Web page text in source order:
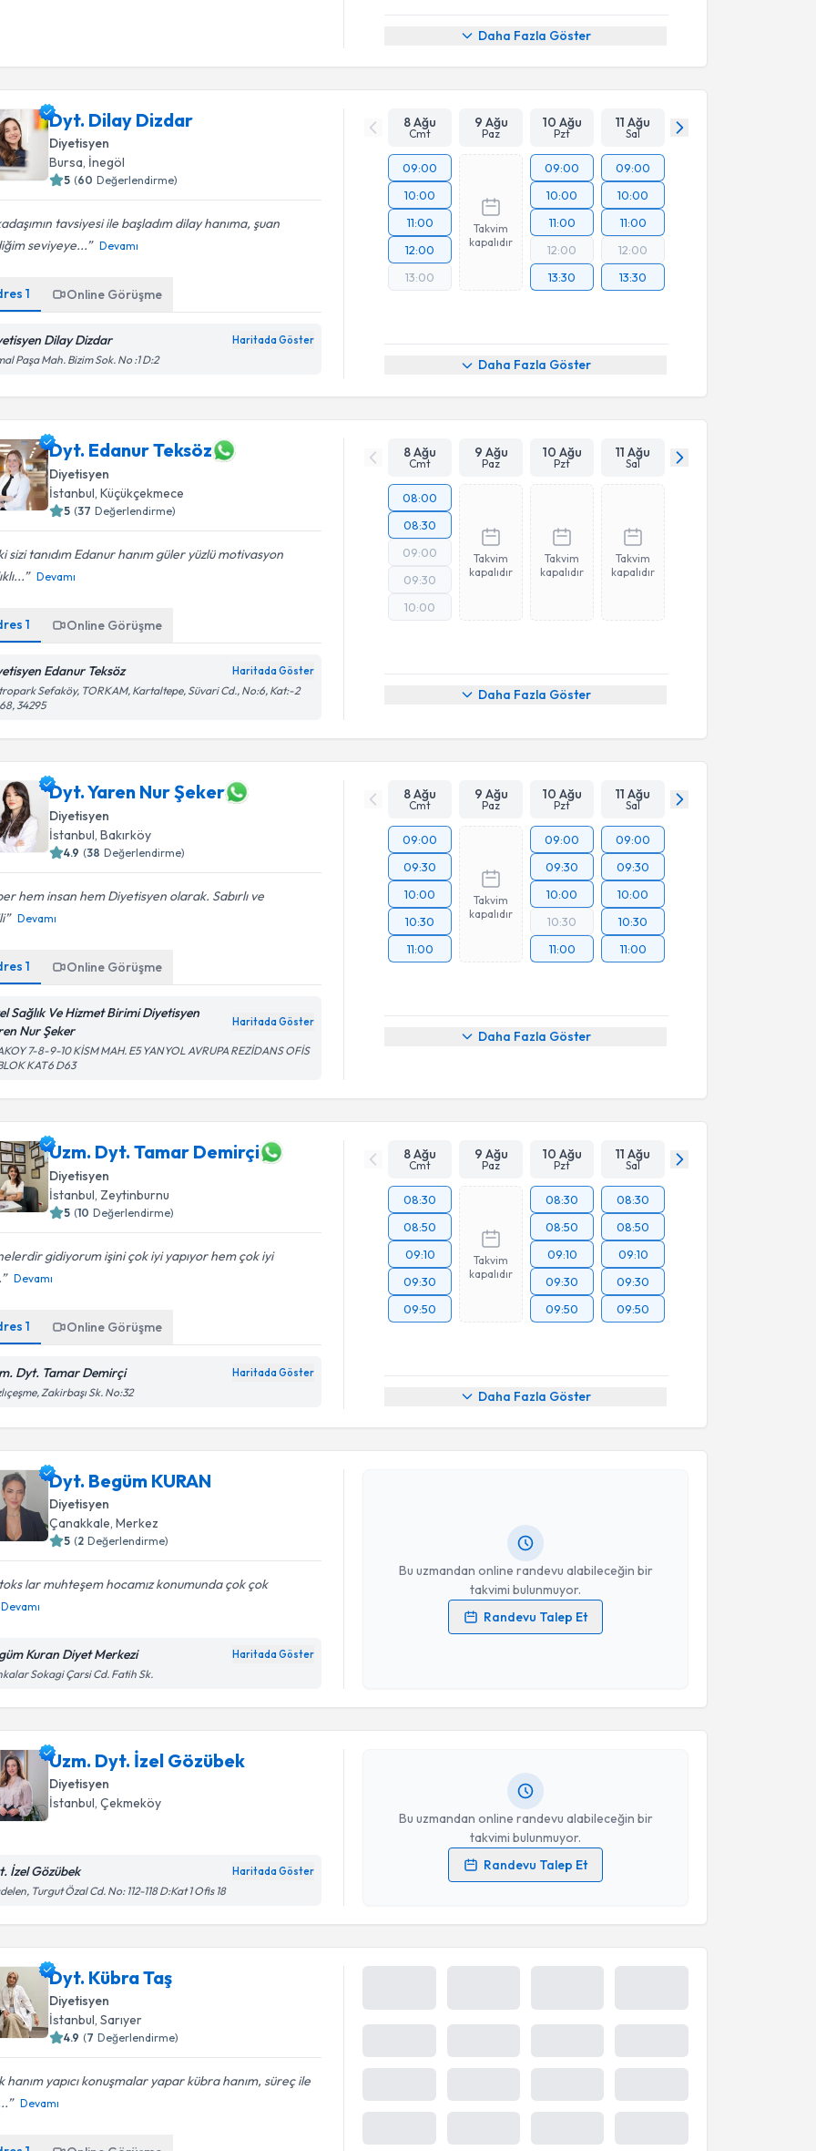
Daha Fazla Göster
Dyt. Dilay Dizdar
Diyetisyen
Bursa, İnegöl
5 (60 Değerlendirme)
tavsiyesi ile başladım dilay hanıma, şuan
seviyeye...
Devamı
1 Online Görüşme
Dilay Dizdar Haritada Göster
Paşa Mah. Bizim Sok. No :1 D:2
8 Ağu
Cmt
9 Ağu
Paz
10 Ağu
Pzt
11 Ağu
Sal
09:00
10:00
11:00
12:00
13:00
Takvim
kapalıdır
09:00
10:00
11:00
12:00
13:30
09:00
10:00
11:00
12:00
13:30
Daha Fazla Göster
Dyt. Edanur Teksöz
Diyetisyen
İstanbul , Küçükçekmece
5 (37 Değerlendirme)
sizi tanıdım Edanur hanım güler yüzlü motivasyon
Devamı
1 Online Görüşme
Edanur Teksöz Haritada Göster
Sefaköy, TORKAM, Kartaltepe, Süvari Cd., No:6, Kat:-2
34295
8 Ağu
Cmt
9 Ağu
Paz
10 Ağu
Pzt
11 Ağu
Sal
08:00
08:30
09:00
09:30
10:00
Takvim
kapalıdır
Takvim
kapalıdır
Takvim
kapalıdır
Daha Fazla Göster
Dyt. Yaren Nur Şeker
Diyetisyen
İstanbul , Bakırköy
4.9 (38 Değerlendirme)
hem insan hem Diyetisyen olarak. Sabırlı ve
Devamı
1 Online Görüşme
Sağlık Ve Hizmet Birimi Diyetisyen
Nur Şeker
Haritada Göster
7-8-9-10 KİSM MAH. E5 YANYOL AVRUPA REZİDANS OFİS
KAT6 D63
8 Ağu
Cmt
9 Ağu
Paz
10 Ağu
Pzt
11 Ağu
Sal
09:00
09:30
10:00
10:30
11:00
Takvim
kapalıdır
09:00
09:30
10:00
10:30
11:00
09:00
09:30
10:00
10:30
11:00
Daha Fazla Göster
Uzm. Dyt. Tamar Demirçi
Diyetisyen
İstanbul , Zeytinburnu
5 (10 Değerlendirme)
gidiyorum işini çok iyi yapıyor hem çok iyi
Devamı
1 Online Görüşme
Dyt. Tamar Demirçi Haritada Göster
Zakirbaşı Sk. No:32
8 Ağu
Cmt
9 Ağu
Paz
10 Ağu
Pzt
11 Ağu
Sal
08:30
08:50
09:10
09:30
09:50
Takvim
kapalıdır
08:30
08:50
09:10
09:30
09:50
08:30
08:50
09:10
09:30
09:50
Daha Fazla Göster
Dyt. Begüm KURAN
Diyetisyen
Çanakkale, Merkez
5 (2 Değerlendirme)
lar muhteşem hocamız konumunda çok çok
Devamı
Kuran Diyet Merkezi Haritada Göster
Sokagi Çarsi Cd. Fatih Sk.
Bu uzmandan online randevu alabileceğin bir
takvimi bulunmuyor.
Randevu Talep Et
Randevu Takvimi Talebi
Dyt. Begüm KURAN
Kişisel verilerimin işlenmesine ilişkinAydınlatma Metni
Takvim Talebini Gönder
Uzm. Dyt. İzel Gözübek
Diyetisyen
İstanbul, Çekmeköy
İzel Gözübek Haritada Göster
Turgut Özal Cd. No: 112-118 D:Kat 1 Ofis 18
Bu uzmandan online randevu alabileceğin bir
takvimi bulunmuyor.
Randevu Talep Et
Kişisel verilerimin işlenmesine ilişkinAydınlatma Metni
işlenmesini kabul ediyorum.
Dyt. Kübra Taş
Diyetisyen
İstanbul, Sarıyer
4.9 (7 Değerlendirme)
hanım yapıcı konuşmalar yapar kübra hanım, süreç ile
Devamı